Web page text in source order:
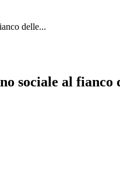
delle...
sociale al